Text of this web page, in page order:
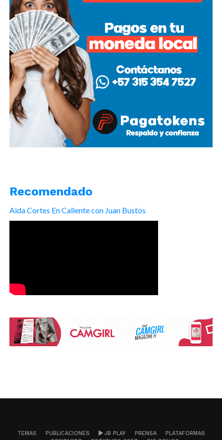
Recomendado
Aida Cortes En Caliente con Juan Bustos
TEMAS PUBLICACIONES JB PLAY PRENSA
PLATAFORMAS